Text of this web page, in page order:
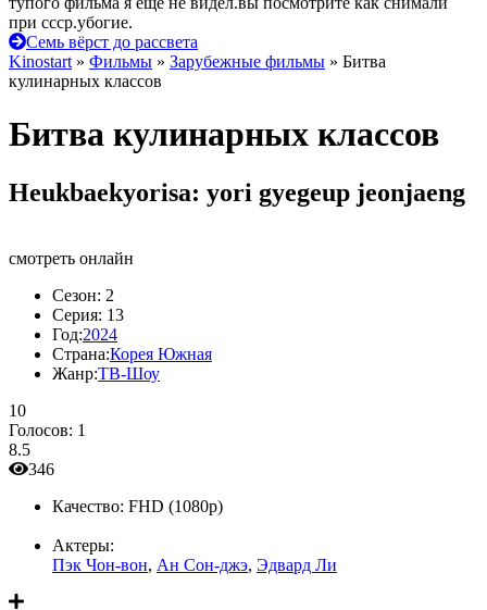
при ссср.убогие.
Семь вёрст до рассвета
Kinostart » Фильмы » Зарубежные фильмы » Битва
кулинарных классов
Битва кулинарных классов
Heukbaekyorisa: yori gyegeup jeonjaeng
смотреть онлайн
Сезон: 2
Серия: 13
Год:2024
Страна:Корея Южная
Жанр:ТВ-Шоу
10
Голосов: 1
8.5
346
Качество: FHD (1080p)
Актеры:
Пэк Чон-вон, Ан Сон-джэ, Эдвард Ли